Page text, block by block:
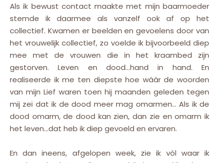
Als ik bewust contact maakte met mijn baarmoeder
stemde ik daarmee als vanzelf ook af op het
collectief. Kwamen er beelden en gevoelens door van
het vrouwelijk collectief, zo voelde ik bijvoorbeeld diep
mee met de vrouwen die in het kraambed zijn
gestorven. Leven en dood…hand in hand. En
realiseerde ik me ten diepste hoe wáár de woorden
van mijn Lief waren toen hij maanden geleden tegen
mij zei dat ik de dood meer mag omarmen… Als ik de
dood omarm, de dood kan zien, dan zie en omarm ik
het leven…dat heb ik diep gevoeld en ervaren.
En dan ineens, afgelopen week, zie ik vól waar ik